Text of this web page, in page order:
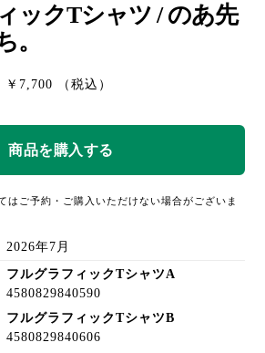
ックTシャツ / のあ先
。
￥7,700 （税込）
はご予約・ご購入いただけない場合がございま
2026年7月
フルグラフィックTシャツA
4580829840590
フルグラフィックTシャツB
4580829840606